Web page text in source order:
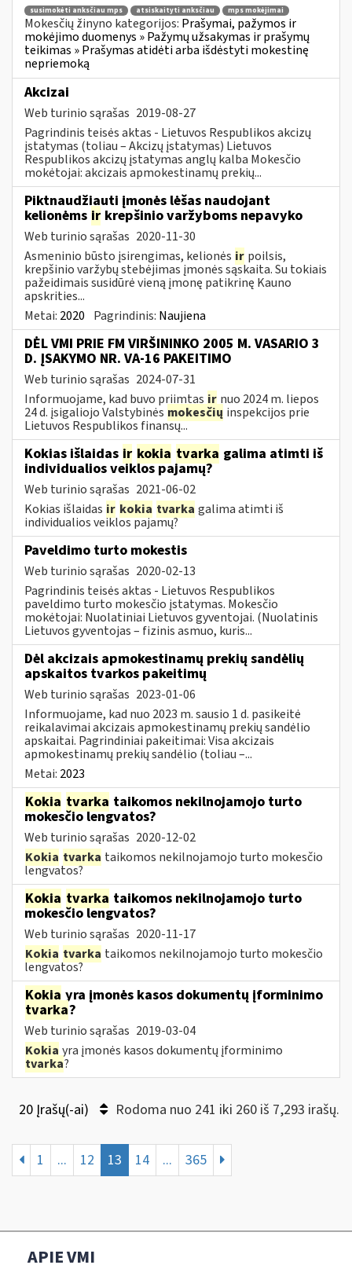
susimokėti anksčiau mps atsiskaityti anksčiau mps mokėjimai
Mokesčių žinyno kategorijos: Prašymai, pažymos ir
mokėjimo duomenys » Pažymų užsakymas ir prašymų
teikimas » Prašymas atidėti arba išdėstyti mokestinę
nepriemoką
Akcizai
Web turinio sąrašas 2019-08-27
Pagrindinis teisės aktas - Lietuvos Respublikos akcizų
įstatymas (toliau – Akcizų įstatymas) Lietuvos
Respublikos akcizų įstatymas anglų kalba Mokesčio
mokėtojai: akcizais apmokestinamų prekių...
Piktnaudžiauti įmonės lėšas naudojant
kelionėms ir krepšinio varžyboms nepavyko
Web turinio sąrašas 2020-11-30
Asmeninio būsto įsirengimas, kelionės ir poilsis,
krepšinio varžybų stebėjimas įmonės sąskaita. Su tokiais
pažeidimais susidūrė vieną įmonę patikrinę Kauno
apskrities...
Metai: 2020 Pagrindinis: Naujiena
DĖL VMI PRIE FM VIRŠININKO 2005 M. VASARIO 3
D. ĮSAKYMO NR. VA-16 PAKEITIMO
Web turinio sąrašas 2024-07-31
Informuojame, kad buvo priimtas ir nuo 2024 m. liepos
24 d. įsigaliojo Valstybinės mokesčių inspekcijos prie
Lietuvos Respublikos finansų...
Kokias išlaidas ir kokia tvarka galima atimti iš
individualios veiklos pajamų?
Web turinio sąrašas 2021-06-02
Kokias išlaidas ir kokia tvarka galima atimti iš
individualios veiklos pajamų?
Paveldimo turto mokestis
Web turinio sąrašas 2020-02-13
Pagrindinis teisės aktas - Lietuvos Respublikos
paveldimo turto mokesčio įstatymas. Mokesčio
mokėtojai: Nuolatiniai Lietuvos gyventojai. (Nuolatinis
Lietuvos gyventojas – fizinis asmuo, kuris...
Dėl akcizais apmokestinamų prekių sandėlių
apskaitos tvarkos pakeitimų
Web turinio sąrašas 2023-01-06
Informuojame, kad nuo 2023 m. sausio 1 d. pasikeitė
reikalavimai akcizais apmokestinamų prekių sandėlio
apskaitai. Pagrindiniai pakeitimai: Visa akcizais
apmokestinamų prekių sandėlio (toliau –...
Metai: 2023
Kokia tvarka taikomos nekilnojamojo turto
mokesčio lengvatos?
Web turinio sąrašas 2020-12-02
Kokia tvarka taikomos nekilnojamojo turto mokesčio
lengvatos?
Kokia tvarka taikomos nekilnojamojo turto
mokesčio lengvatos?
Web turinio sąrašas 2020-11-17
Kokia tvarka taikomos nekilnojamojo turto mokesčio
lengvatos?
Kokia yra įmonės kasos dokumentų įforminimo
tvarka?
Web turinio sąrašas 2019-03-04
Kokia yra įmonės kasos dokumentų įforminimo
tvarka?
20 Įrašų(-ai) Rodoma nuo 241 iki 260 iš 7,293 irašų.
1 ... 12 13 14 ... 365
APIE VMI